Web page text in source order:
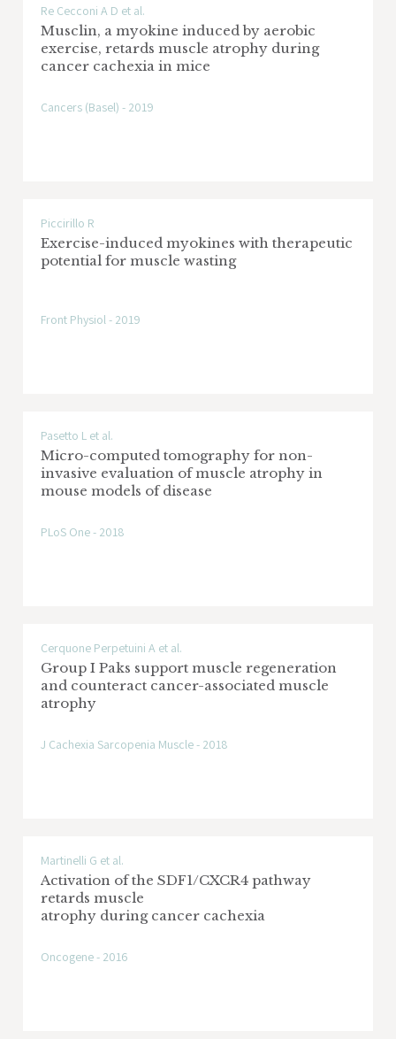
Re Cecconi A D et al.
Musclin, a myokine induced by aerobic
exercise, retards muscle atrophy during
cancer cachexia in mice
Cancers (Basel) - 2019
Piccirillo R
Exercise-induced myokines with therapeutic
potential for muscle wasting
Front Physiol - 2019
Pasetto L et al.
Micro-computed tomography for non-
invasive evaluation of muscle atrophy in
mouse models of disease
PLoS One - 2018
Cerquone Perpetuini A et al.
Group I Paks support muscle regeneration
and counteract cancer-associated muscle
atrophy
J Cachexia Sarcopenia Muscle - 2018
Martinelli G et al.
Activation of the SDF1/CXCR4 pathway
retards muscle
atrophy during cancer cachexia
Oncogene - 2016